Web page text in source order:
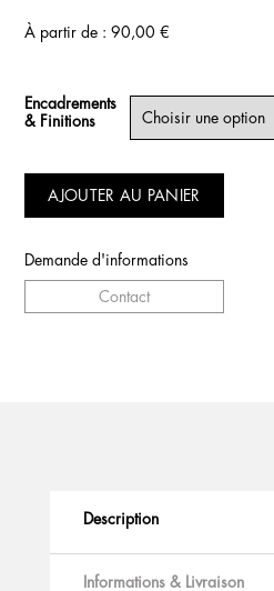
À partir de :90,00€
Encadrements
& Finitions
AJOUTER AU PANIER
Demande d'informations
Contact
Description
Informations & Livraison